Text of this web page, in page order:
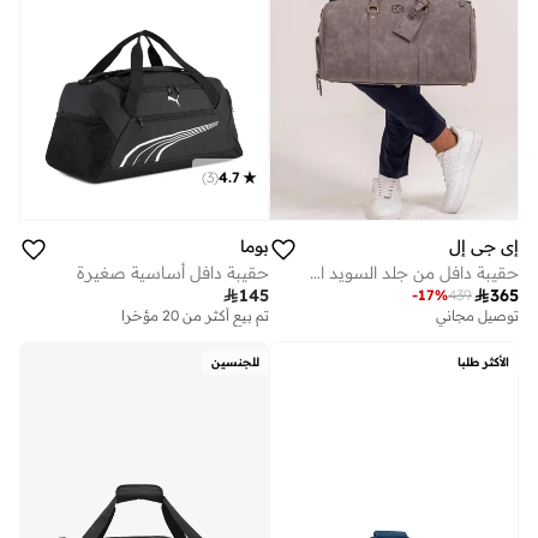
إي جي إل
حقيبة دافل من جلد السويد النباتي - رمادي ناردو
365
439
-17%
توصيل مجاني
4.7
(
3
)
بوما
حقيبة دافل أساسية صغيرة
145
تم بيع أكثر من 20 مؤخرا
الأكثر طلبا للجنسين